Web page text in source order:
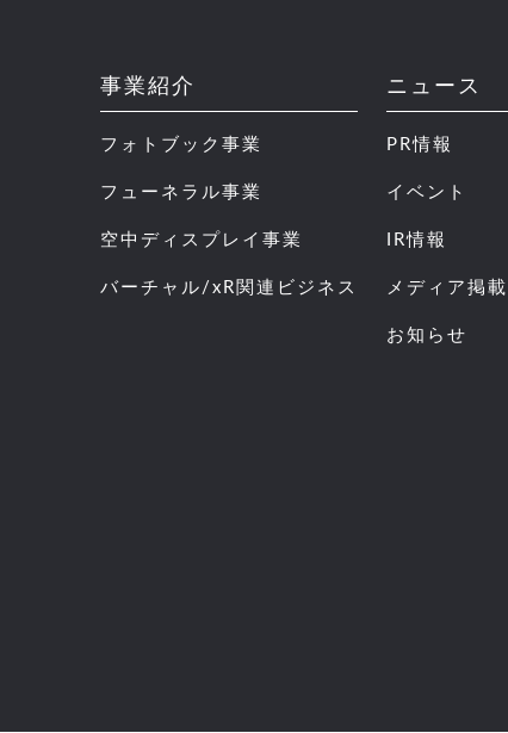
事業紹介
フォトブック事業
フューネラル事業
空中ディスプレイ事業
バーチャル/xR関連ビジネス
ニュース
PR情報
イベント
IR情報
メディア掲載
お知らせ